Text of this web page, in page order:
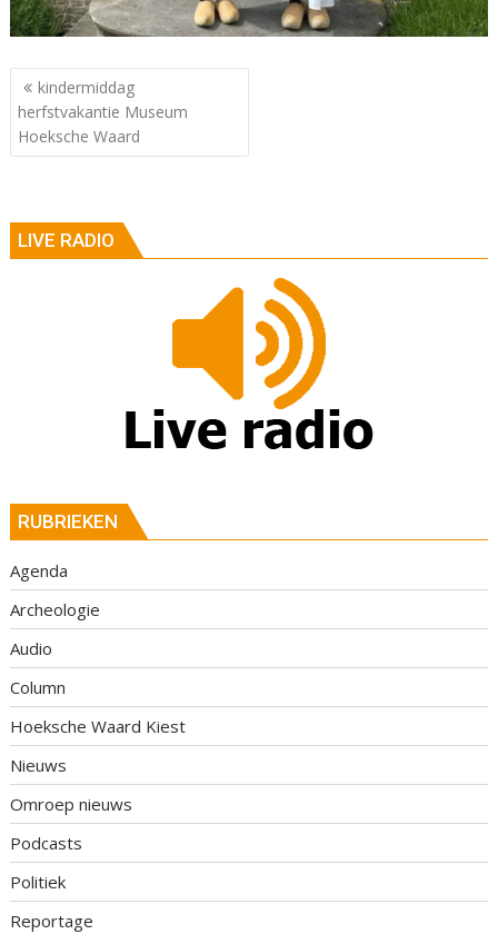
Berichtnavigatie
kindermiddag
herfstvakantie Museum
Hoeksche Waard
LIVE RADIO
RUBRIEKEN
Agenda
Archeologie
Audio
Column
Hoeksche Waard Kiest
Nieuws
Omroep nieuws
Podcasts
Politiek
Reportage